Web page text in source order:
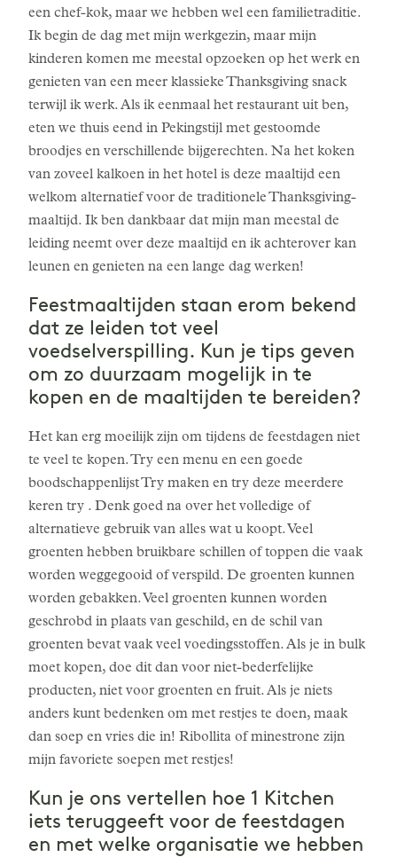
een chef-kok, maar we hebben wel een familietraditie.
Ik begin de dag met mijn werkgezin, maar mijn
kinderen komen me meestal opzoeken op het werk en
genieten van een meer klassieke Thanksgiving snack
terwijl ik werk. Als ik eenmaal het restaurant uit ben,
eten we thuis eend in Pekingstijl met gestoomde
broodjes en verschillende bijgerechten. Na het koken
van zoveel kalkoen in het hotel is deze maaltijd een
welkom alternatief voor de traditionele Thanksgiving-
maaltijd. Ik ben dankbaar dat mijn man meestal de
leiding neemt over deze maaltijd en ik achterover kan
leunen en genieten na een lange dag werken!
Feestmaaltijden staan erom bekend
dat ze leiden tot veel
voedselverspilling. Kun je tips geven
om zo duurzaam mogelijk in te
kopen en de maaltijden te bereiden?
Het kan erg moeilijk zijn om tijdens de feestdagen niet
te veel te kopen. Try een menu en een goede
boodschappenlijst Try maken en try deze meerdere
keren try . Denk goed na over het volledige of
alternatieve gebruik van alles wat u koopt. Veel
groenten hebben bruikbare schillen of toppen die vaak
worden weggegooid of verspild. De groenten kunnen
worden gebakken. Veel groenten kunnen worden
geschrobd in plaats van geschild, en de schil van
groenten bevat vaak veel voedingsstoffen. Als je in bulk
moet kopen, doe dit dan voor niet-bederfelijke
producten, niet voor groenten en fruit. Als je niets
anders kunt bedenken om met restjes te doen, maak
dan soep en vries die in! Ribollita of minestrone zijn
mijn favoriete soepen met restjes!
Kun je ons vertellen hoe 1 Kitchen
iets teruggeeft voor de feestdagen
en met welke organisatie we hebben